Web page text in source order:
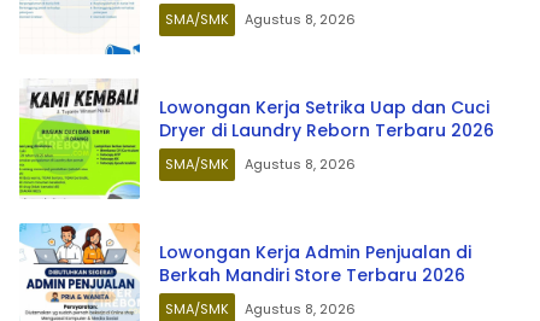
SMA/SMK Agustus 8, 2026
Lowongan Kerja Setrika Uap dan Cuci
Dryer di Laundry Reborn Terbaru 2026
SMA/SMK Agustus 8, 2026
Lowongan Kerja Admin Penjualan di
Berkah Mandiri Store Terbaru 2026
SMA/SMK Agustus 8, 2026